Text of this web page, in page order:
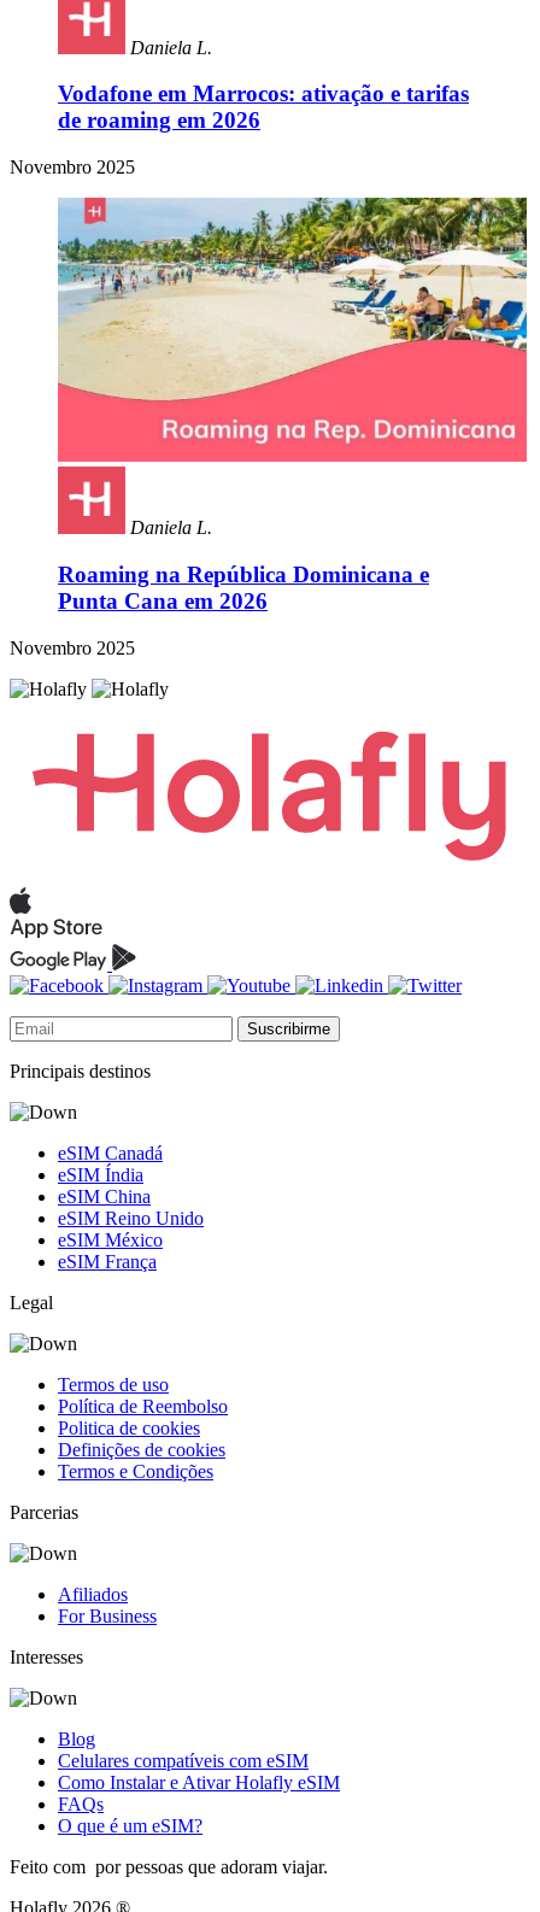
Daniela L.
Vodafone em Marrocos: ativação e tarifas
de roaming em 2026
Novembro 2025
Daniela L.
Roaming na República Dominicana e
Punta Cana em 2026
Novembro 2025
Suscribirme
Principais destinos
eSIM Canadá
eSIM Índia
eSIM China
eSIM Reino Unido
eSIM México
eSIM França
Legal
Termos de uso
Política de Reembolso
Politica de cookies
Definições de cookies
Termos e Condições
Parcerias
Afiliados
For Business
Interesses
Blog
Celulares compatíveis com eSIM
Como Instalar e Ativar Holafly eSIM
FAQs
O que é um eSIM?
Feito com por pessoas que adoram viajar.
Holafly 2026 ®